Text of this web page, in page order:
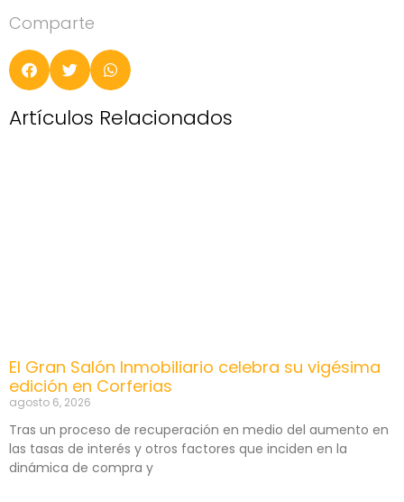
Comparte
Artículos Relacionados
El Gran Salón Inmobiliario celebra su vigésima
edición en Corferias
agosto 6, 2026
Tras un proceso de recuperación en medio del aumento en
las tasas de interés y otros factores que inciden en la
dinámica de compra y